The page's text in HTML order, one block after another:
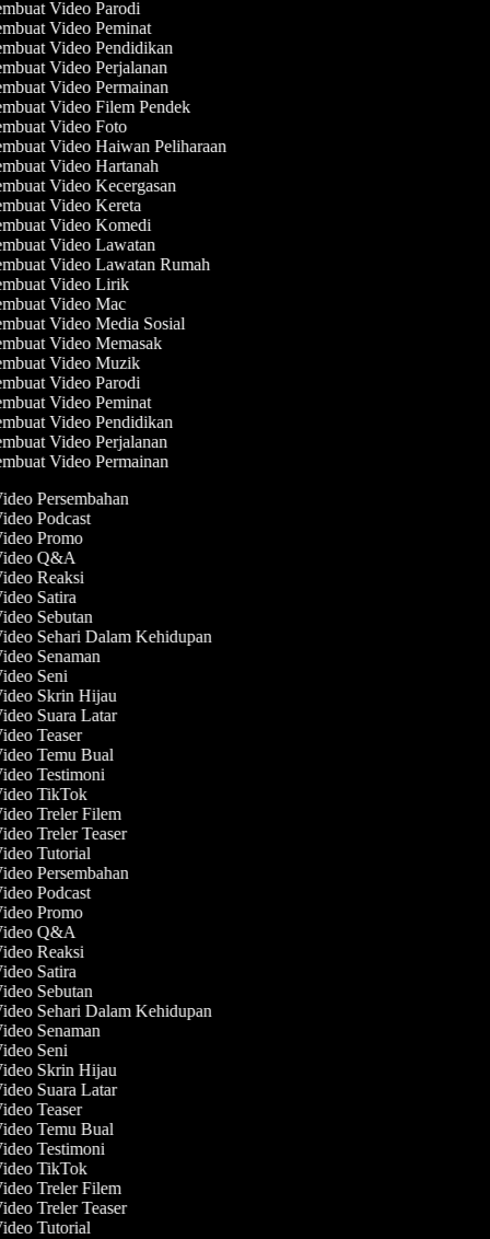
Video Parodi
Video Peminat
Video Pendidikan
Video Perjalanan
Video Permainan
Video Filem Pendek
Video Foto
Video Haiwan Peliharaan
Video Hartanah
Video Kecergasan
Video Kereta
Video Komedi
Video Lawatan
Video Lawatan Rumah
Video Lirik
Video Mac
Video Media Sosial
Video Memasak
Video Muzik
Video Parodi
Video Peminat
Video Pendidikan
Video Perjalanan
Video Permainan
Persembahan
Podcast
Promo
Q&A
Reaksi
Satira
Sebutan
Sehari Dalam Kehidupan
Senaman
Seni
Skrin Hijau
Suara Latar
Teaser
Temu Bual
Testimoni
TikTok
Treler Filem
Treler Teaser
Tutorial
Persembahan
Podcast
Promo
Q&A
Reaksi
Satira
Sebutan
Sehari Dalam Kehidupan
Senaman
Seni
Skrin Hijau
Suara Latar
Teaser
Temu Bual
Testimoni
TikTok
Treler Filem
Treler Teaser
Tutorial